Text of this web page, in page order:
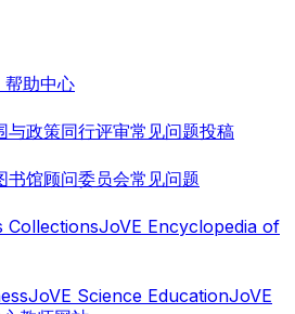
助中心
与政策同行评审常见问题投稿
书馆顾问委员会常见问题
CollectionsJoVE Encyclopedia of
JoVE Science EducationJoVE